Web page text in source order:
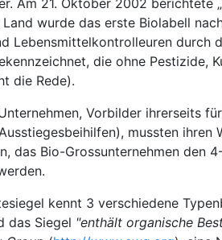
wurde das erste Biolabell
Lebensmittelkontrolleuren durch
die ohne Pestizide,
die Rede).
Vorbilder ihrerseits
mussten
das Bio-Grossunternehmen den
kennt 3 verschiedene
das Siegel "enthält organische